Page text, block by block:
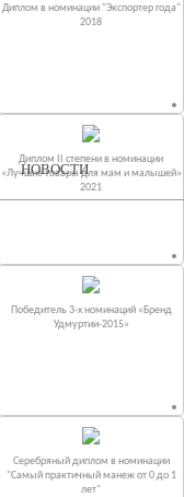
Диплом в номинации "Экспортер года"
2018
Диплом II степени в номинации
«Лучшие товары для мам и малышей»
2021
Победитель 3-х номинаций «Бренд
Удмуртии-2015»
Серебряный диплом в номинации
"Самый практичный манеж от 0 до 1
лет"
НОВОСТИ